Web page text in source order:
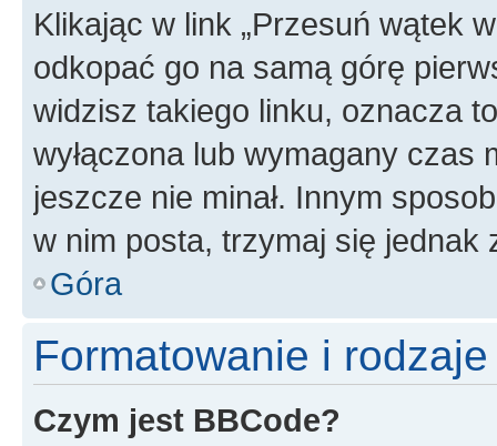
Klikając w link „Przesuń wątek
odkopać go na samą górę
widzisz takiego linku, oznacza
wyłączona lub wymagany czas
jeszcze nie minał. Innym
w nim posta, trzymaj się jednak
Góra
Formatowanie i
Czym jest BBCode?